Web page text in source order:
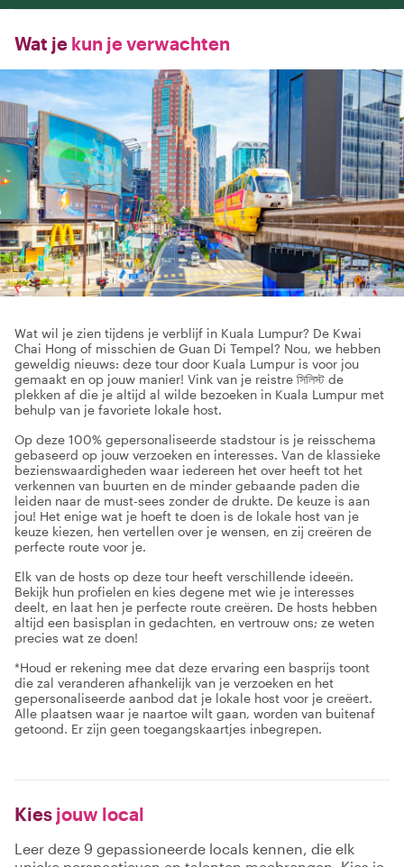
Wat je kun je verwachten
Wat wil je zien tijdens je verblijf in Kuala Lumpur? De Kwai
Chai Hong of misschien de Guan Di Tempel? Nou, we hebben
geweldig nieuws: deze tour door Kuala Lumpur is voor jou
gemaakt en op jouw manier! Vink van je reistre সিলিস্ট de
plekken af die je altijd al wilde bezoeken in Kuala Lumpur met
behulp van je favoriete lokale host.
Op deze 100% gepersonaliseerde stadstour is je reisschema
gebaseerd op jouw verzoeken en interesses. Van de klassieke
bezienswaardigheden waar iedereen het over heeft tot het
verkennen van buurten en de minder gebaande paden die
leiden naar de must-sees zonder de drukte. De keuze is aan
jou! Het enige wat je hoeft te doen is de lokale host van je
keuze kiezen, hen vertellen over je wensen, en zij creëren de
perfecte route voor je.
Elk van de hosts op deze tour heeft verschillende ideeën.
Bekijk hun profielen en kies degene met wie je interesses
deelt, en laat hen je perfecte route creëren. De hosts hebben
altijd een basisplan in gedachten, en vertrouw ons; ze weten
precies wat ze doen!
*Houd er rekening mee dat deze ervaring een basprijs toont
die zal veranderen afhankelijk van je verzoeken en het
gepersonaliseerde aanbod dat je lokale host voor je creëert.
Alle plaatsen waar je naartoe wilt gaan, worden van buitenaf
getoond. Er zijn geen toegangskaartjes inbegrepen.
Kies jouw local
Leer deze 9 gepassioneerde locals kennen, die elk